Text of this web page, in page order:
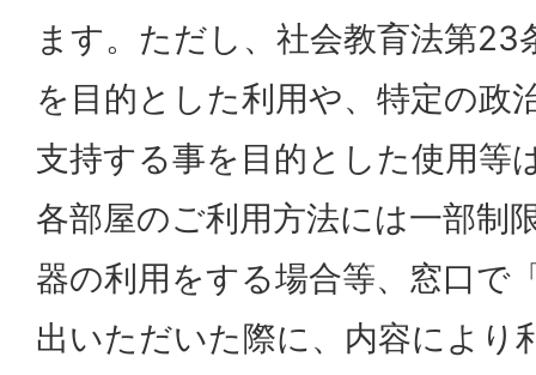
ます。ただし、社会教育法第23
を目的とした利用や、特定の政
支持する事を目的とした使用等
各部屋のご利用方法には一部制
器の利用をする場合等、窓口で
出いただいた際に、内容により